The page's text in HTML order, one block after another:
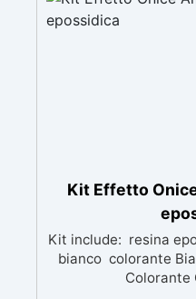
Kit Effetto
Kit include: resina
bianco colorante
Colorante